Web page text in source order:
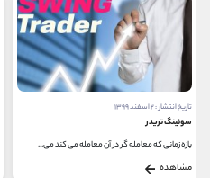
تاریخ انتشار : ۲ اسفند ۱۳۹۹
سوئینگ تریدر
بازه زمانی که معامله گر در آن معامله می کند می...
مشاهده